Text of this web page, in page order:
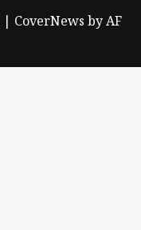
| CoverNews by AF